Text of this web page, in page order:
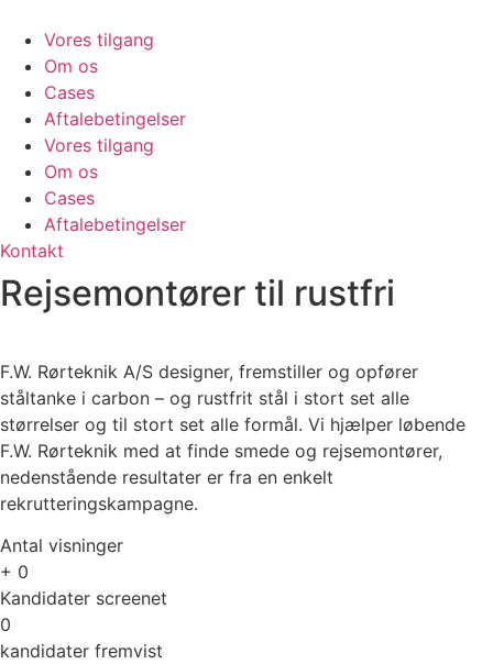
indhold
Vores tilgang
Om os
Cases
Aftalebetingelser
Vores tilgang
Om os
Cases
Aftalebetingelser
Kontakt
Rejsemontører til rustfri
F.W. Rørteknik A/S designer, fremstiller og opfører
ståltanke i carbon – og rustfrit stål i stort set alle
størrelser og til stort set alle formål. Vi hjælper løbende
F.W. Rørteknik med at finde smede og rejsemontører,
nedenstående resultater er fra en enkelt
rekrutteringskampagne.
Antal visninger
+ 0
Kandidater screenet
0
kandidater fremvist